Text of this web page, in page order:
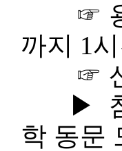
☞ 용
까지 1
☞ 산
▶ 참
학 동문